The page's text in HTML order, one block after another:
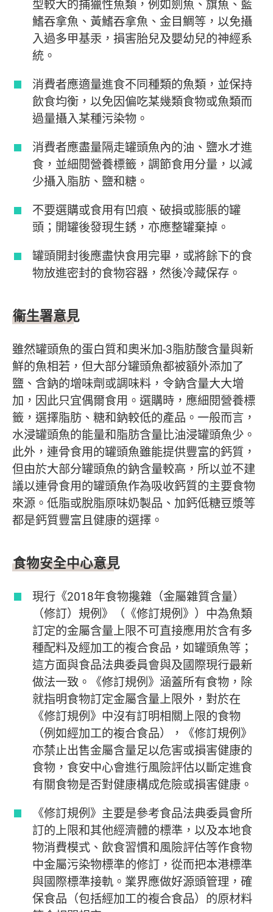
型較大的捕獵性魚類，例如劍魚、旗魚、藍
鰭吞拿魚、黃鰭吞拿魚、金目鯛等，以免攝
入過多甲基汞，損害胎兒及嬰幼兒的神經系
統。
消費者應適量進食不同種類的魚類，並保持
飲食均衡，以免因偏吃某幾類食物或魚類而
過量攝入某種污染物。
消費者應盡量隔走罐頭魚內的油、鹽水才進
食，並細閱營養標籤，調節食用分量，以減
少攝入脂肪、鹽和糖。
不要選購或食用有凹痕、破損或膨脹的罐
頭；開罐後發現生銹，亦應整罐棄掉。
罐頭開封後應盡快食用完畢，或將餘下的食
物放進密封的食物容器，然後冷藏保存。
衞生署意見
雖然罐頭魚的蛋白質和奧米加-3脂肪酸含量與新
鮮的魚相若，但大部分罐頭魚都被額外添加了
鹽、含鈉的增味劑或調味料，令鈉含量大大增
加，因此只宜偶爾食用。選購時，應細閱營養標
籤，選擇脂肪、糖和鈉較低的產品。一般而言，
水浸罐頭魚的能量和脂肪含量比油浸罐頭魚少。
此外，連骨食用的罐頭魚雖能提供豐富的鈣質，
但由於大部分罐頭魚的鈉含量較高，所以並不建
議以連骨食用的罐頭魚作為吸收鈣質的主要食物
來源。低脂或脫脂原味奶製品、加鈣低糖豆漿等
都是鈣質豐富且健康的選擇。
食物安全中心意見
現行《2018年食物攙雜（金屬雜質含量）
（修訂）規例》（《修訂規例》）中為魚類
訂定的金屬含量上限不可直接應用於含有多
種配料及經加工的複合食品，如罐頭魚等；
這方面與食品法典委員會與及國際現行最新
做法一致。《修訂規例》涵蓋所有食物，除
就指明食物訂定金屬含量上限外，對於在
《修訂規例》中沒有訂明相關上限的食物
（例如經加工的複合食品），《修訂規例》
亦禁止出售金屬含量足以危害或損害健康的
食物，食安中心會進行風險評估以斷定進食
有關食物是否對健康構成危險或損害健康。
《修訂規例》主要是參考食品法典委員會所
訂的上限和其他經濟體的標準，以及本地食
物消費模式、飲食習慣和風險評估等作食物
中金屬污染物標準的修訂，從而把本港標準
與國際標準接軌。業界應做好源頭管理，確
保食品（包括經加工的複合食品）的原材料